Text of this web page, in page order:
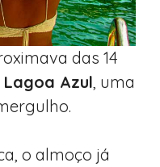
das 14
Lagoa Azul , uma
o almoço já